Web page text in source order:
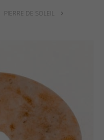
PIERRE DE SOLEIL